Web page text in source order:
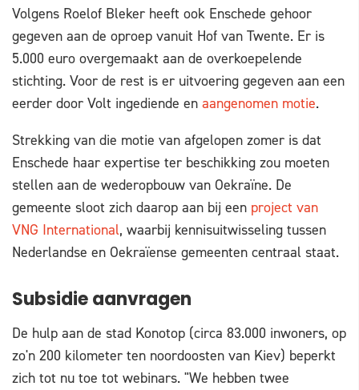
Volgens Roelof Bleker heeft ook Enschede gehoor
gegeven aan de oproep vanuit Hof van Twente. Er is
5.000 euro overgemaakt aan de overkoepelende
stichting. Voor de rest is er uitvoering gegeven aan een
eerder door Volt ingediende en aangenomen motie.
Strekking van die motie van afgelopen zomer is dat
Enschede haar expertise ter beschikking zou moeten
stellen aan de wederopbouw van Oekraïne. De
gemeente sloot zich daarop aan bij een project van
VNG International, waarbij kennisuitwisseling tussen
Nederlandse en Oekraïense gemeenten centraal staat.
Subsidie aanvragen
De hulp aan de stad Konotop (circa 83.000 inwoners, op
zo'n 200 kilometer ten noordoosten van Kiev) beperkt
zich tot nu toe tot webinars. "We hebben twee